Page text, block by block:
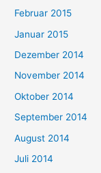
Februar 2015
Januar 2015
Dezember 2014
November 2014
Oktober 2014
September 2014
August 2014
Juli 2014